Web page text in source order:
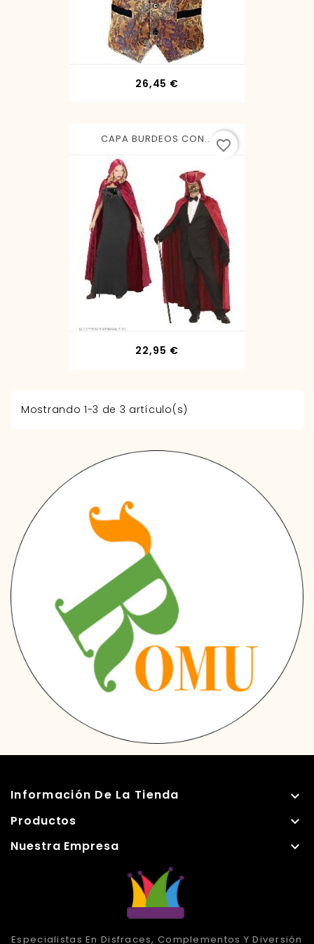
26,45 €
CAPA BURDEOS CON...
22,95 €Precio
favorite_border
Mostrando 1-3 de 3 artículo(s)
Información De La Tienda 
Productos 
Nuestra Empresa 
Especialistas En Disfraces, Complementos Y Diversión